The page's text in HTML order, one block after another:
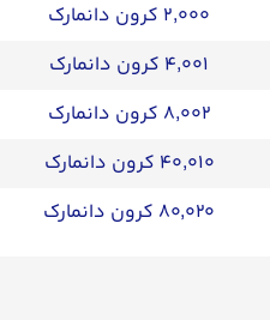
۲,۰۰۰ کرون دانمارک
۴,۰۰۱ کرون دانمارک
۸,۰۰۲ کرون دانمارک
۴۰,۰۱۰ کرون دانمارک
۸۰,۰۲۰ کرون دانمارک